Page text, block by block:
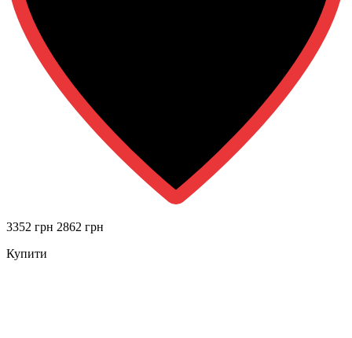
3352 грн 2862 грн
Купити